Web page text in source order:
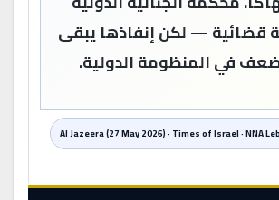
قضائية — لكن إنفاذها يبقى
في المنظومة الدولية.
Al Jazeera (27 May 2026) · Times of Israel · NNA